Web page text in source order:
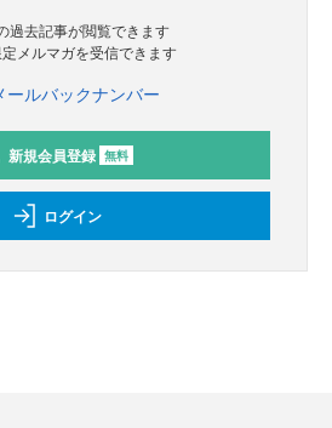
過去記事が閲覧できます
定メルマガを受信できます
ールバックナンバー
新規会員登録 無料
ログイン